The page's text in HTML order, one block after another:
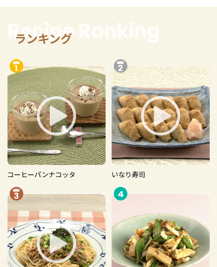
ランキング
Recipe Ranking
コーヒーパンナコッタ いなり寿司
4